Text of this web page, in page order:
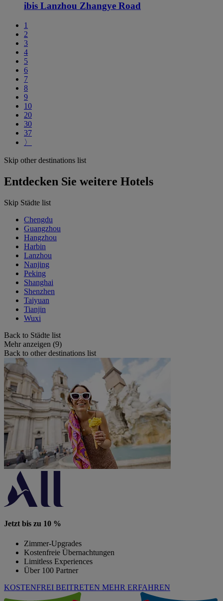
ibis Lanzhou Zhangye Road
1
2
3
4
5
6
7
8
9
10
20
30
37
〉
Skip other destinations list
Entdecken Sie weitere Hotels
Skip Städte list
Chengdu
Guangzhou
Hangzhou
Harbin
Lanzhou
Nanjing
Peking
Shanghai
Shenzhen
Taiyuan
Tianjin
Wuxi
Back to Städte list
Mehr anzeigen (9)
Back to other destinations list
Jetzt bis zu 10 %
Zimmer-Upgrades
Kostenfreie Übernachtungen
Limitless Experiences
Über 100 Partner
KOSTENFREI BEITRETEN MEHR ERFAHREN